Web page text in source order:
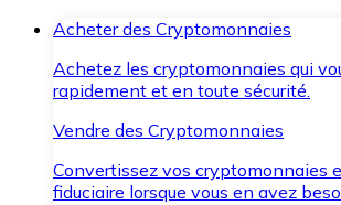
Acheter des Cryptomonnaies
Achetez les cryptomonnaies qui
rapidement et en toute sécurité.
Vendre des Cryptomonnaies
Convertissez vos cryptomonnaies
fiduciaire lorsque vous en avez